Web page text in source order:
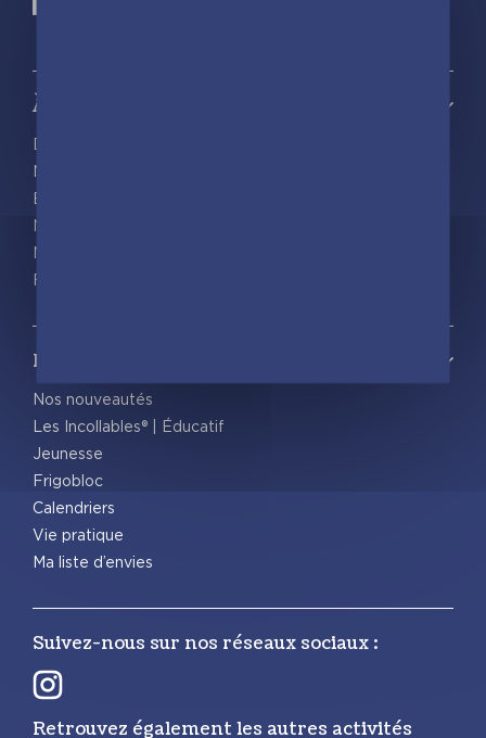
À propos
Découvrir playBac
Nos actualités
Espace pro
Nous rejoindre
Nous contacter
Foreign rights
Notre catalogue
Nos nouveautés
Les Incollables® | Éducatif
Jeunesse
Frigobloc
Calendriers
Vie pratique
Ma liste d’envies
Suivez-nous sur nos réseaux sociaux :
Retrouvez également les autres activités